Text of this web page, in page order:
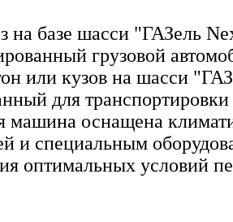
на базе шасси "ГАЗель
грузовой
или кузов на шасси
для
машина оснащена
и специальным
оптимальных условий